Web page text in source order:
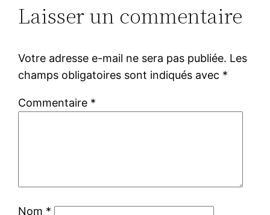
Laisser un commentaire
Votre adresse e-mail ne sera pas publiée. Les
champs obligatoires sont indiqués avec *
Commentaire *
Nom *